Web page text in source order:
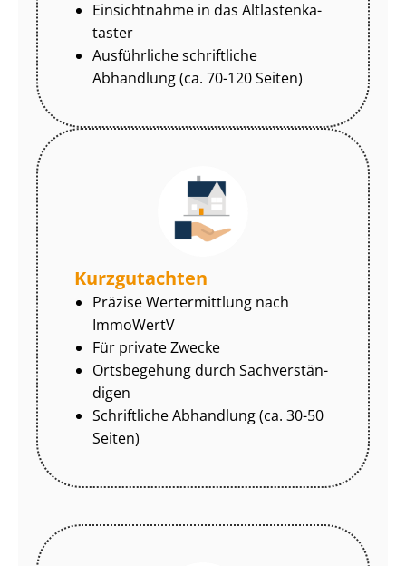
Einsichtnahme in das Alt­las­ten­ka­
tas­ter
Ausführliche schriftliche
Abhandlung (ca. 70-120 Seiten)
Kurzgutachten
Präzise Wertermittlung nach
ImmoWertV
Für private Zwecke
Ortsbegehung durch Sach­ver­stän­
di­gen
Schriftliche Abhandlung (ca. 30-50
Seiten)